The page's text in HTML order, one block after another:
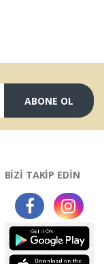
ABONE OL
BİZİ TAKİP EDİN